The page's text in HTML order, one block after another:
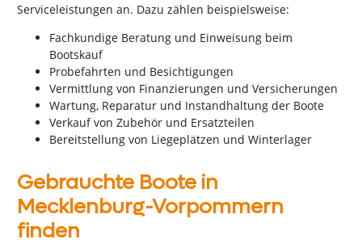
Serviceleistungen an. Dazu zählen beispielsweise:
Fachkundige Beratung und Einweisung beim
Bootskauf
Probefahrten und Besichtigungen
Vermittlung von Finanzierungen und Versicherungen
Wartung, Reparatur und Instandhaltung der Boote
Verkauf von Zubehör und Ersatzteilen
Bereitstellung von Liegeplätzen und Winterlager
Gebrauchte Boote in
Mecklenburg-Vorpommern
finden